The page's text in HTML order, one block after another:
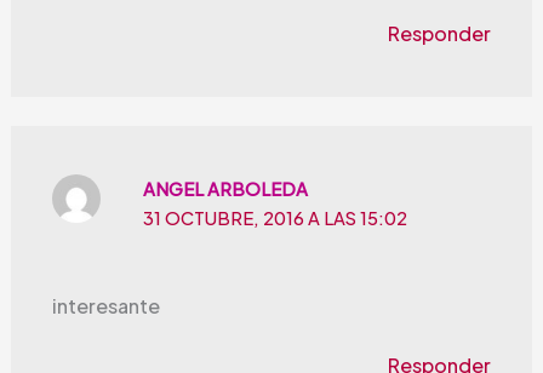
Responder
ANGEL ARBOLEDA
31 OCTUBRE, 2016 A LAS 15:02
interesante
Responder